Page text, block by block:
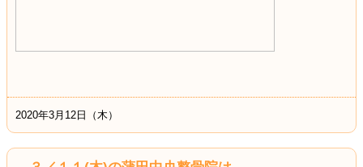
2020年3月12日（木）